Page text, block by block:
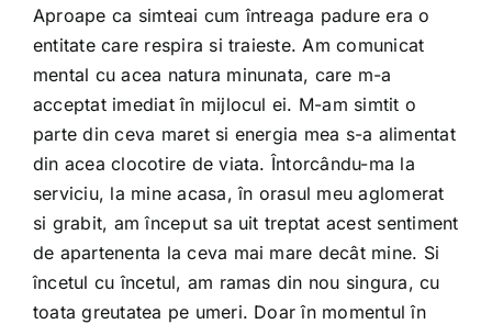
Aproape ca simteai cum întreaga padure era o
entitate care respira si traieste. Am comunicat
mental cu acea natura minunata, care m-a
acceptat imediat în mijlocul ei. M-am simtit o
parte din ceva maret si energia mea s-a alimentat
din acea clocotire de viata. Întorcându-ma la
serviciu, la mine acasa, în orasul meu aglomerat
si grabit, am început sa uit treptat acest sentiment
de apartenenta la ceva mai mare decât mine. Si
încetul cu încetul, am ramas din nou singura, cu
toata greutatea pe umeri. Doar în momentul în